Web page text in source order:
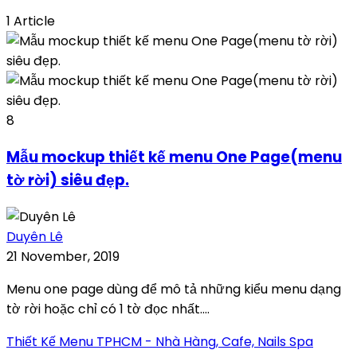
1 Article
8
Mẫu mockup thiết kế menu One Page(menu
tờ rời) siêu đẹp.
Duyên Lê
21 November, 2019
Menu one page dùng để mô tả những kiểu menu dạng
tờ rời hoặc chỉ có 1 tờ đọc nhất....
Thiết Kế Menu TPHCM - Nhà Hàng, Cafe, Nails Spa